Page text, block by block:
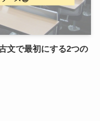
文で最初にする2つの